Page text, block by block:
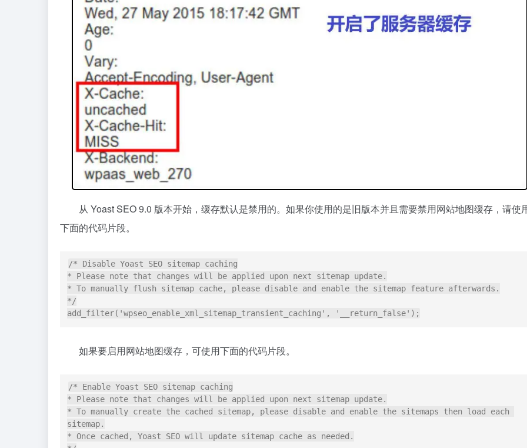
从 Yoast SEO 9.0 版本开始，缓存默认是禁用的。如果你使用的是旧版本并且需要禁用网站地图缓存，请使
下面的代码片段。
/* Disable Yoast SEO sitemap caching
* Please note that changes will be applied upon next sitemap update.
* To manually flush sitemap cache, please disable and enable the sitemap feature afterwards.
*/
add_filter('wpseo_enable_xml_sitemap_transient_caching', '__return_false');
如果要启用网站地图缓存，可使用下面的代码片段。
/* Enable Yoast SEO sitemap caching
* Please note that changes will be applied upon next sitemap update.
* To manually create the cached sitemap, please disable and enable the sitemaps then load each
sitemap.
* Once cached, Yoast SEO will update sitemap cache as needed.